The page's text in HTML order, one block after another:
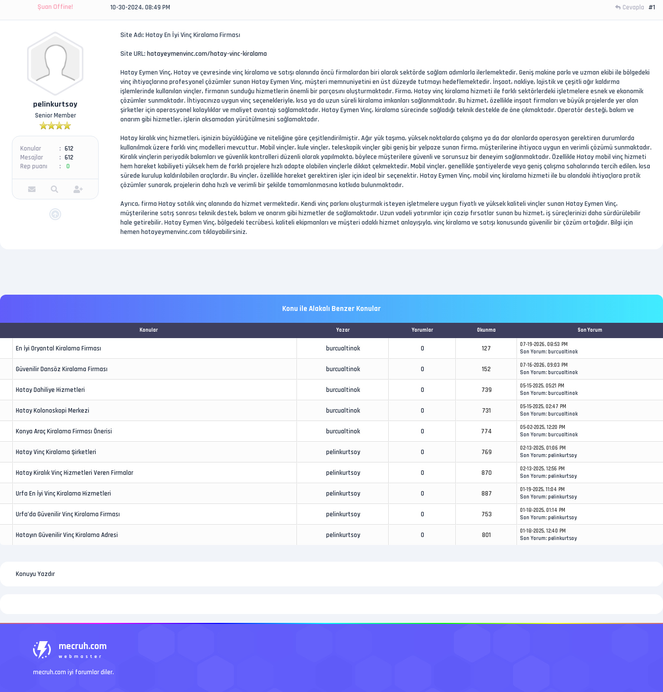
Şuan Offine! 10-30-2024, 08:49 PM Cevapla #1
pelinkurtsoy
Senior Member
Konular
612
Mesajlar
612
Rep puanı
0
Site Adı: Hatay En İyi Vinç Kiralama Firması
Site URL: hatayeymenvinc.com/hatay-vinc-kiralama
Hatay Eymen Vinç, Hatay ve çevresinde vinç kiralama ve satışı alanında öncü firmalardan biri olarak sektörde sağlam adımlarla ilerlemektedir. Geniş makine parkı ve uzman ekibi ile bölgedeki
vinç ihtiyaçlarına profesyonel çözümler sunan Hatay Eymen Vinç, müşteri memnuniyetini en üst düzeyde tutmayı hedeflemektedir. İnşaat, nakliye, lojistik ve çeşitli ağır kaldırma
işlemlerinde kullanılan vinçler, firmanın sunduğu hizmetlerin önemli bir parçasını oluşturmaktadır. Firma, Hatay vinç kiralama hizmeti ile farklı sektörlerdeki işletmelere esnek ve ekonomik
çözümler sunmaktadır. İhtiyacınıza uygun vinç seçenekleriyle, kısa ya da uzun süreli kiralama imkanları sağlanmaktadır. Bu hizmet, özellikle inşaat firmaları ve büyük projelerde yer alan
şirketler için operasyonel kolaylıklar ve maliyet avantajı sağlamaktadır. Hatay Eymen Vinç, kiralama sürecinde sağladığı teknik destekle de öne çıkmaktadır. Operatör desteği, bakım ve
onarım gibi hizmetler, işlerin aksamadan yürütülmesini sağlamaktadır.
Hatay kiralık vinç hizmetleri, işinizin büyüklüğüne ve niteliğine göre çeşitlendirilmiştir. Ağır yük taşıma, yüksek noktalarda çalışma ya da dar alanlarda operasyon gerektiren durumlarda
kullanılmak üzere farklı vinç modelleri mevcuttur. Mobil vinçler, kule vinçler, teleskopik vinçler gibi geniş bir yelpaze sunan firma, müşterilerine ihtiyaca uygun en verimli çözümü sunmaktadır.
Kiralık vinçlerin periyodik bakımları ve güvenlik kontrolleri düzenli olarak yapılmakta, böylece müşterilere güvenli ve sorunsuz bir deneyim sağlanmaktadır. Özellikle Hatay mobil vinç hizmeti
hem hareket kabiliyeti yüksek hem de farklı projelere hızlı adapte olabilen vinçlerle dikkat çekmektedir. Mobil vinçler, genellikle şantiyelerde veya geniş çalışma sahalarında tercih edilen, kısa
sürede kurulup kaldırılabilen araçlardır. Bu vinçler, özellikle hareket gerektiren işler için ideal bir seçenektir. Hatay Eymen Vinç, mobil vinç kiralama hizmeti ile bu alandaki ihtiyaçlara pratik
çözümler sunarak, projelerin daha hızlı ve verimli bir şekilde tamamlanmasına katkıda bulunmaktadır.
Ayrıca, firma Hatay satılık vinç alanında da hizmet vermektedir. Kendi vinç parkını oluşturmak isteyen işletmelere uygun fiyatlı ve yüksek kaliteli vinçler sunan Hatay Eymen Vinç,
müşterilerine satış sonrası teknik destek, bakım ve onarım gibi hizmetler de sağlamaktadır. Uzun vadeli yatırımlar için cazip fırsatlar sunan bu hizmet, iş süreçlerinizi daha sürdürülebilir
hale getirebilir. Hatay Eymen Vinç, bölgedeki tecrübesi, kaliteli ekipmanları ve müşteri odaklı hizmet anlayışıyla, vinç kiralama ve satışı konusunda güvenilir bir çözüm ortağıdır. Bilgi için
hemen hatayeymenvinc.com tıklayabilirsiniz.
Konu ile Alakalı Benzer Konular
Konular Yazar Yorumlar Okunma Son Yorum
En İyi Oryantal Kiralama Firması burcualtinok 0 127
07-19-2026, 08:53 PM
Son Yorum: burcualtinok
Güvenilir Dansöz Kiralama Firması burcualtinok 0 152
07-16-2026, 09:03 PM
Son Yorum: burcualtinok
Hatay Dahiliye Hizmetleri burcualtinok 0 739
05-15-2025, 05:21 PM
Son Yorum: burcualtinok
Hatay Kolonoskopi Merkezi burcualtinok 0 731
05-15-2025, 02:47 PM
Son Yorum: burcualtinok
Konya Araç Kiralama Firması Önerisi burcualtinok 0 774
05-02-2025, 12:20 PM
Son Yorum: burcualtinok
Hatay Vinç Kiralama Şirketleri pelinkurtsoy 0 769
02-13-2025, 01:06 PM
Son Yorum: pelinkurtsoy
Hatay Kiralık Vinç Hizmetleri Veren Firmalar pelinkurtsoy 0 870
02-13-2025, 12:56 PM
Son Yorum: pelinkurtsoy
Urfa En İyi Vinç Kiralama Hizmetleri pelinkurtsoy 0 887
01-19-2025, 11:04 PM
Son Yorum: pelinkurtsoy
Urfa’da Güvenilir Vinç Kiralama Firması pelinkurtsoy 0 753
01-18-2025, 01:14 PM
Son Yorum: pelinkurtsoy
Hatayın Güvenilir Vinç Kiralama Adresi pelinkurtsoy 0 801
01-18-2025, 12:40 PM
Son Yorum: pelinkurtsoy
Konuyu Yazdır
mecruh.com
webmaster
mecruh.com iyi forumlar diler.